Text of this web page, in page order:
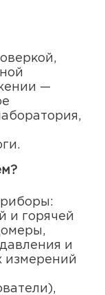
—
и горячей
и
измерений